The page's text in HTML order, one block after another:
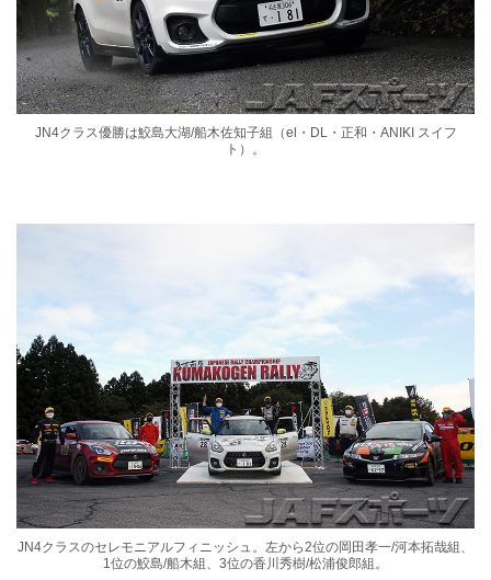
JN4クラス優勝は鮫島大湖/船木佐知子組（el・DL・正和・ANIKI スイフ
ト）。
JN4クラスのセレモニアルフィニッシュ。左から2位の岡田孝一/河本拓哉組、
1位の鮫島/船木組、3位の香川秀樹/松浦俊郎組。